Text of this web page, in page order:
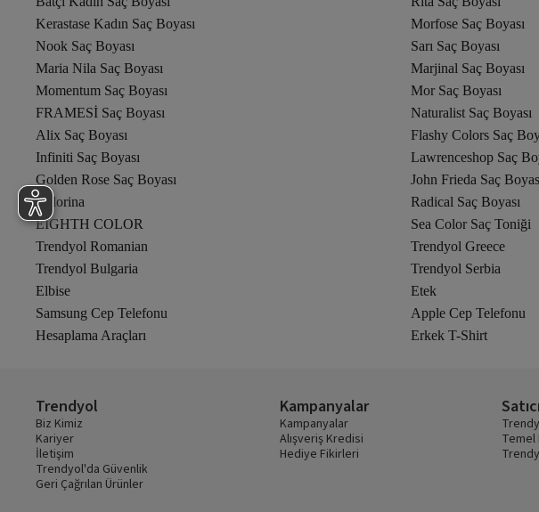
Kerastase Kadın Saç Boyası
Morfose Saç Boyası
Nook Saç Boyası
Sarı Saç Boyası
Maria Nila Saç Boyası
Marjinal Saç Boyası
Momentum Saç Boyası
Mor Saç Boyası
FRAMESİ Saç Boyası
Naturalist Saç Boyası
Alix Saç Boyası
Flashy Colors Saç
Infiniti Saç Boyası
Lawrenceshop Saç
Golden Rose Saç Boyası
John Frieda Saç
Colorina
Radical Saç Boyası
EIGHTH COLOR
Sea Color Saç Toniği
Trendyol Romanian
Trendyol Greece
Trendyol Bulgaria
Trendyol Serbia
Elbise
Etek
Samsung Cep Telefonu
Apple Cep Telefonu
Hesaplama Araçları
Erkek T-Shirt
Trendyol
Biz Kimiz
Kariyer
İletişim
Trendyol'da Güvenlik
Geri Çağrılan Ürünler
Kampanyalar
Kampanyalar
Alışveriş Kredisi
Hediye Fikirleri
Satıcı
Temel